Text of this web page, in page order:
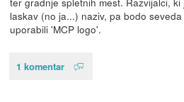
laskav (no ja...) naziv, pa bodo
uporabili 'MCP logo'.
1 komentar